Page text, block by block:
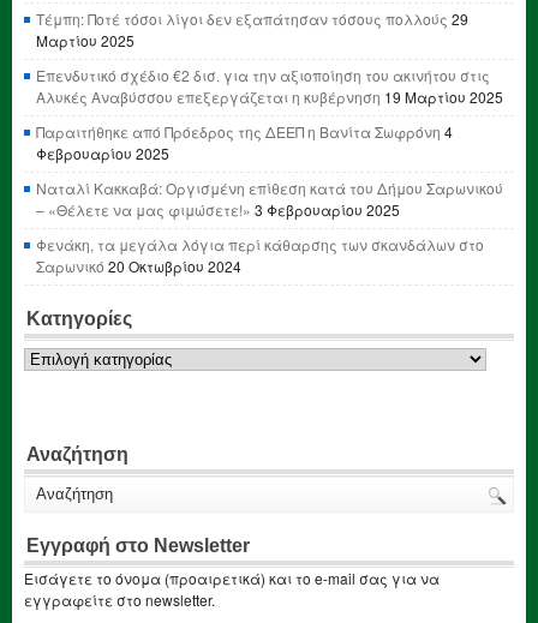
Τέμπη: Ποτέ τόσοι λίγοι δεν εξαπάτησαν τόσους πολλούς 29
Μαρτίου 2025
Επενδυτικό σχέδιο €2 δισ. για την αξιοποίηση του ακινήτου στις
Αλυκές Αναβύσσου επεξεργάζεται η κυβέρνηση 19 Μαρτίου 2025
Παραιτήθηκε από Πρόεδρος της ΔΕΕΠ η Βανίτα Σωφρόνη 4
Φεβρουαρίου 2025
Ναταλί Κακκαβά: Οργισμένη επίθεση κατά του Δήμου Σαρωνικού
– «Θέλετε να μας φιμώσετε!» 3 Φεβρουαρίου 2025
Φενάκη, τα μεγάλα λόγια περί κάθαρσης των σκανδάλων στο
Σαρωνικό 20 Οκτωβρίου 2024
Κατηγορίες
Κατηγορίες
Αναζήτηση
Εγγραφή στο Newsletter
Εισάγετε το όνομα (προαιρετικά) και το e-mail σας για να
εγγραφείτε στο newsletter.